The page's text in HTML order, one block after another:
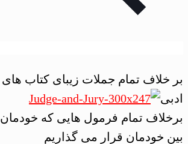
بر خلاف تمام جملات زیبای کتاب های
ادبی
برخلاف تمام فرمول هایی که خودمان
بین خودمان قرار می گذاریم